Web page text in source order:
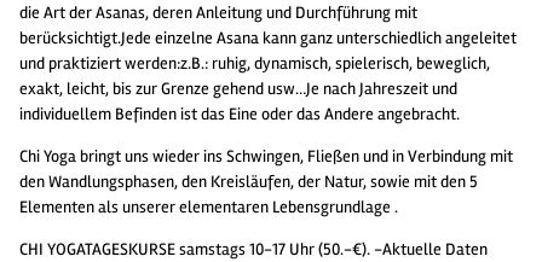
die Art der Asanas, deren Anleitung und Durchführung mit
berücksichtigt.Jede einzelne Asana kann ganz unterschiedlich angeleitet
und praktiziert werden:z.B.: ruhig, dynamisch, spielerisch, beweglich,
exakt, leicht, bis zur Grenze gehend usw…Je nach Jahreszeit und
individuellem Befinden ist das Eine oder das Andere angebracht.
Chi Yoga bringt uns wieder ins Schwingen, Fließen und in Verbindung mit
den Wandlungsphasen, den Kreisläufen, der Natur, sowie mit den 5
Elementen als unserer elementaren Lebensgrundlage .
CHI YOGATAGESKURSE samstags 10-17 Uhr (50.-€). -Aktuelle Daten